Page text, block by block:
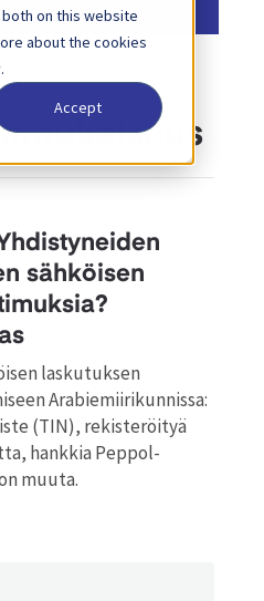
on this website
about the cookies
Accept
sähköisen
laskutuksen
Arabiemiirikunnissa:
(TIN), rekisteröityä
hankkia Peppol-
muuta.